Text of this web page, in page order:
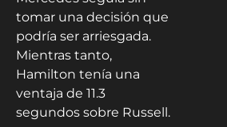
tomar una decisión que
podría ser arriesgada.
Mientras tanto,
Hamilton tenía una
ventaja de 11.3
segundos sobre Russell.